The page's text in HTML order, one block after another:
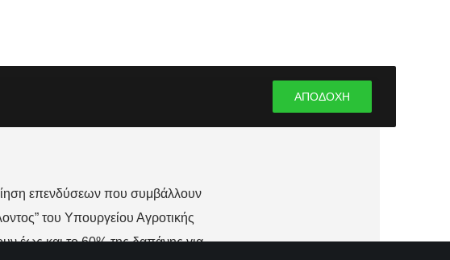
επενδύσεων που συμβάλλουν
του Υπουργείου Αγροτικής
έως και το 60% της δαπάνης για
ΑΠΟΔΟΧΗ